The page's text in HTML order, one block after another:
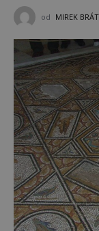
od MIREK BRÁT